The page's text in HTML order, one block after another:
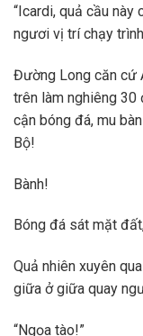
“Icardi, quả cầu này
ngươi vị trí chạy
Đường Long căn cứ
trên làm nghiêng 30
cận bóng đá, mu
Bộ!
Bành!
Bóng đá sát mặt
Quả nhiên xuyên
giữa ở giữa quay
“Ngọa tào!”